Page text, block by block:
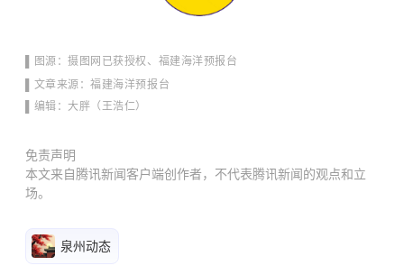
▌图源：摄图网 已获授权、 福建海洋预报 台
文章来源 ：福 建海洋预报 台
▌编辑：大胖（王浩仁）
免责声明
本文来自腾讯新闻客户端创作者，不代表腾讯新闻的观点和立
场。
泉州动态